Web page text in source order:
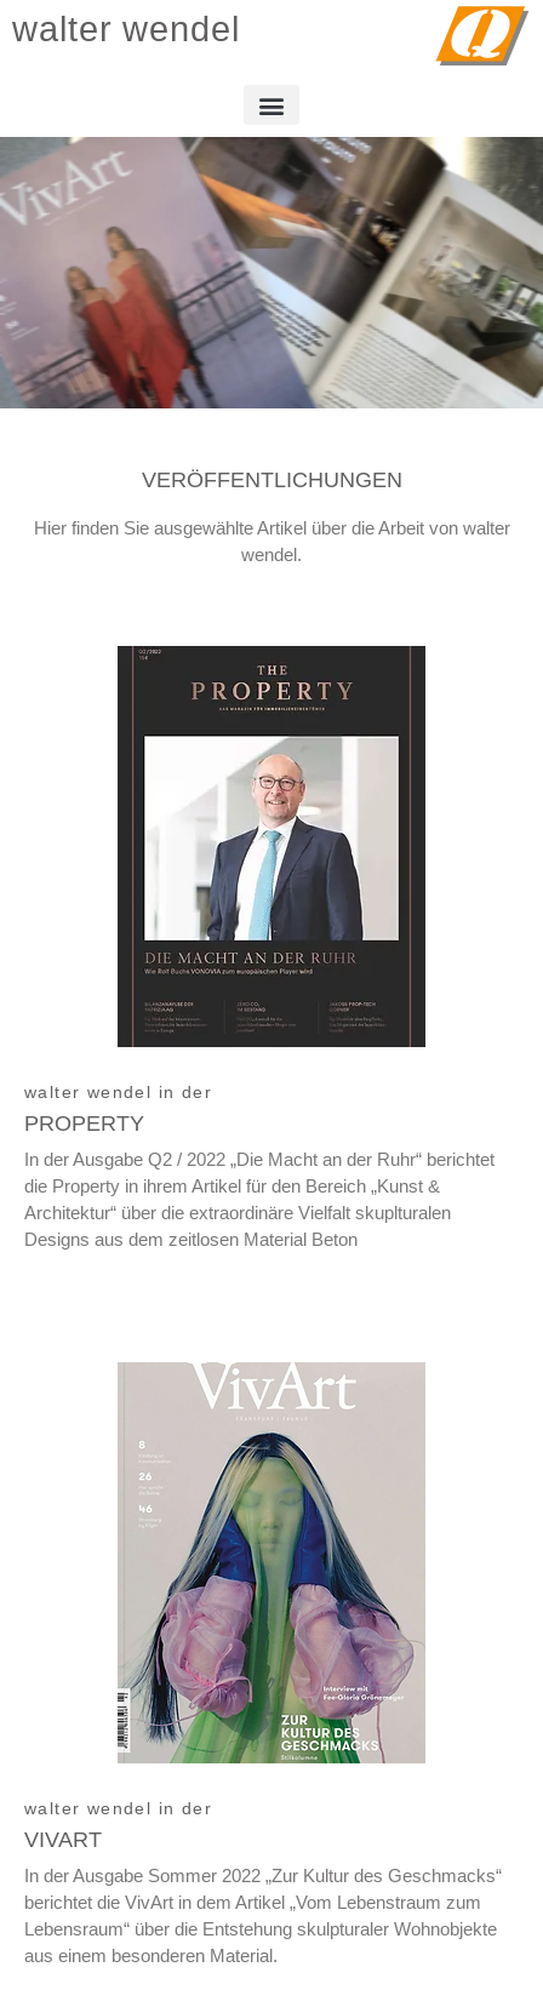
walter wendel
VERÖFFENTLICHUNGEN
Hier finden Sie ausgewählte Artikel über die Arbeit von walter
wendel.
walter wendel in der
PROPERTY
In der Ausgabe Q2 / 2022 „Die Macht an der Ruhr“ berichtet
die Property in ihrem Artikel für den Bereich „Kunst &
Architektur“ über die extraordinäre Vielfalt skuplturalen
Designs aus dem zeitlosen Material Beton
walter wendel in der
VIVART
In der Ausgabe Sommer 2022 „Zur Kultur des Geschmacks“
berichtet die VivArt in dem Artikel „Vom Lebenstraum zum
Lebensraum“ über die Entstehung skulpturaler Wohnobjekte
aus einem besonderen Material.